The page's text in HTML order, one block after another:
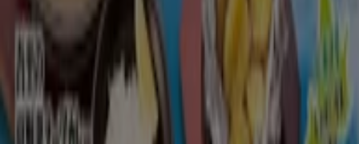
8/10 日まで有効 新潟市
とりあえず吾平
7月１５日～北の味覚が満載！夏の北海道フェ